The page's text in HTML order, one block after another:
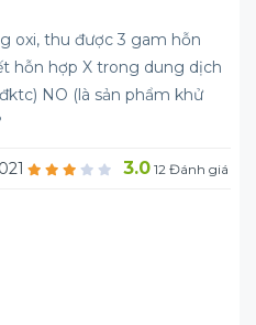
oxi, thu được 3 gam hỗn
hỗn hợp X trong dung dịch
NO (là sản phẩm khử
3.0 12 Đánh giá